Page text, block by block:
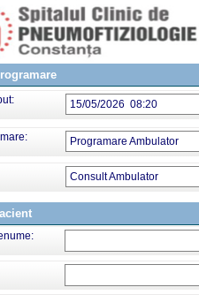
15/05/2026 08:20
Programare Ambulator
Consult Ambulator